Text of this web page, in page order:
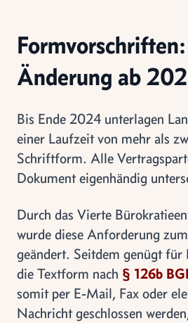
Änderung ab
Bis Ende 2024 unterlagen
einer Laufzeit von mehr als
Schriftform. Alle
Dokument eigenhändig
Durch das Vierte
wurde diese Anforderung
geändert. Seitdem genügt für
die Textform nach § 126b
somit per E-Mail, Fax oder
Nachricht geschlossen